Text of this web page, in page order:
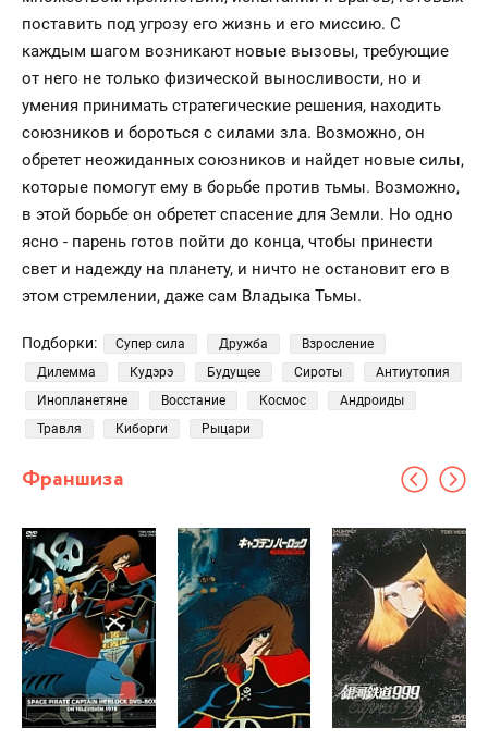
поставить под угрозу его жизнь и его миссию. С
каждым шагом возникают новые вызовы, требующие
от него не только физической выносливости, но и
умения принимать стратегические решения, находить
союзников и бороться с силами зла. Возможно, он
обретет неожиданных союзников и найдет новые силы,
которые помогут ему в борьбе против тьмы. Возможно,
в этой борьбе он обретет спасение для Земли. Но одно
ясно - парень готов пойти до конца, чтобы принести
свет и надежду на планету, и ничто не остановит его в
этом стремлении, даже сам Владыка Тьмы.
Подборки: Супер сила Дружба
Взросление
Дилемма
Кудэрэ Будущее Сироты
Антиутопия
Инопланетяне
Восстание Космос
Андроиды
Травля
Киборги Рыцари
Франшиза